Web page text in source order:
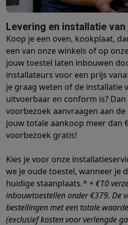
Telefonie & smartwatches
GSM'sSmartphonesApple iPhone
RefurbishedRefurbished
GSM beschermingiPhone hoesjes
SmartwatchesSmartwatches
GSM opladersOpladers en kabels
GSM accessoiresAirTags & GPS
Vaste telefoons Vaste telefoons
Computers & tablets
ComputersLaptopsGaming laptops
Randapparatuur ITMuizen
Printen Printers Inktpatronen &
Netwerk & wifiRouters & access
Geheugen & opslagExterne harde
SoftwareWindows & Microsoft
Toebehoren IT Opladers & kabels
Levering en installatie
Koop je een oven, kookplaat,
een van onze winkels of op
jouw toestel laten inbouwen
installateurs voor een prijs
je graag weten of de installatie
uitvoerbaar en conform is?
voorbezoek aanvraagen aan
jouw totale aankoop meer dan
voorbezoek gratis!
Kies je voor onze
we je oude toestel, wanneer je
huidige staanplaats.* + €10
inbouwtoestellen onder €379. De
bestellingen met een totale
(exclusief kosten voor verlengde